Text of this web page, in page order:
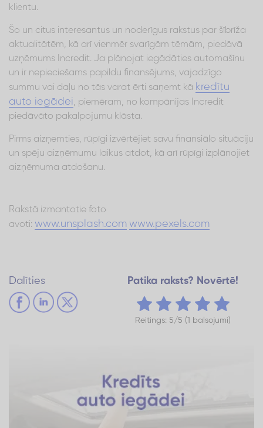
klientu.
Šo un citus interesantus un noderīgus rakstus par šībrīža
aktualitātēm, kā arī vienmēr svarīgām tēmām, piedāvā
uzņēmums Incredit. Ja plānojat iegādāties automašīnu
un ir nepieciešams papildu finansējums, vajadzīgo
summu vai daļu no tās varat ērti saņemt kā kredītu
auto iegādei, piemēram, no kompānijas Incredit
piedāvāto pakalpojumu klāsta.
Pirms aizņemties, rūpīgi izvērtējiet savu finansiālo situāciju
un spēju aizņēmumu laikus atdot, kā arī rūpīgi izplānojiet
aizņēmuma atdošanu.
Rakstā izmantotie foto
avoti: www.unsplash.com www.pexels.com
Dalīties Patika raksts? Novērtē!
Reitings: 5/5 (1 balsojumi)